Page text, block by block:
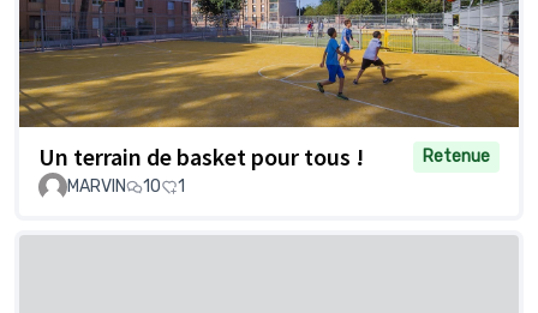
Un terrain de basket pour tous !
Retenue
MARVIN
10 1